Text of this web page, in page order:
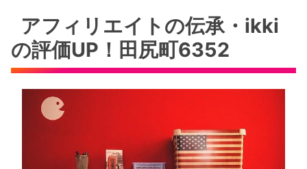
アフィリエイトの伝承・ikki
の評価UP！田尻町6352